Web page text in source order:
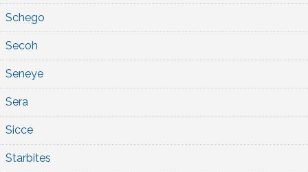
Schego
Secoh
Seneye
Sera
Sicce
Starbites